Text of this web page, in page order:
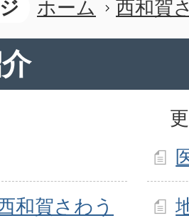
ホーム 西和賀
和賀さわう